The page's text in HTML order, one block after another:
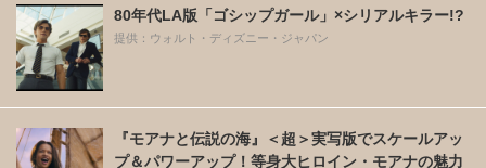
80年代LA版「ゴシップガール」×シリアルキラー!?
提供：ウォルト・ディズニー・ジャパン
『モアナと伝説の海』＜超＞実写版でスケールアッ
プ＆パワーアップ！等身大ヒロイン・モアナの魅力